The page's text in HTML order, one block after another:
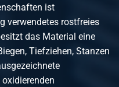
129x2
ist
verwendetes rostfreies
das Material eine
Tiefziehen, Stanzen